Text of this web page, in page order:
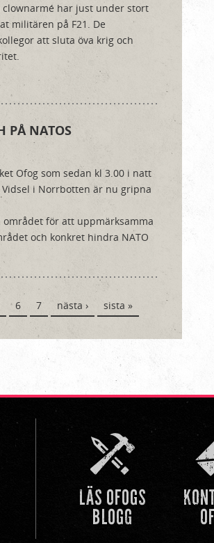
clownarmé har just under stort
militären på F21. De
att sluta öva krig och
PÅ NATOS
Ofog som sedan kl 3.00 i natt
i Norrbotten är nu gripna
området för att uppmärksamma
och konkret hindra NATO
6 7 nästa › sista »